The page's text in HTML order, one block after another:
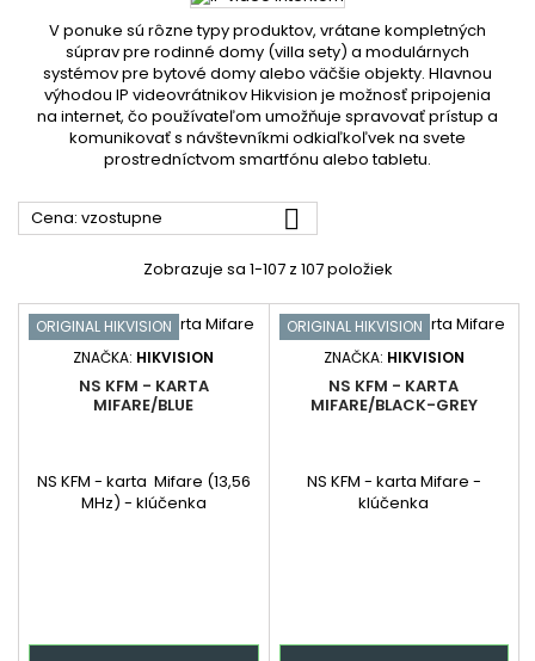
V ponuke sú rôzne typy produktov, vrátane kompletných
súprav pre rodinné domy (villa sety) a modulárnych
systémov pre bytové domy alebo väčšie objekty. Hlavnou
výhodou IP videovrátnikov Hikvision je možnosť pripojenia
na internet, čo používateľom umožňuje spravovať prístup a
komunikovať s návštevníkmi odkiaľkoľvek na svete
prostredníctvom smartfónu alebo tabletu.
Cena: vzostupne 
Zobrazuje sa 1-107 z 107 položiek
ORIGINAL HIKVISION
ZNAČKA: HIKVISION
NS KFM - KARTA
MIFARE/BLUE
NS KFM - karta Mifare (13,56
MHz) - klúčenka
ORIGINAL HIKVISION
ZNAČKA: HIKVISION
NS KFM - KARTA
MIFARE/BLACK-GREY
NS KFM - karta Mifare -
klúčenka